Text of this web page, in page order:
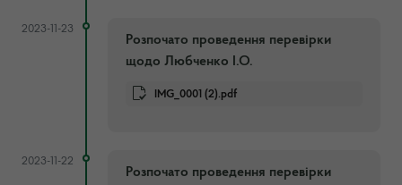
2023-11-23
Розпочато проведення перевірки
щодо Любченко І.О.
IMG_0001 (2).pdf
2023-11-22
Розпочато проведення перевірки